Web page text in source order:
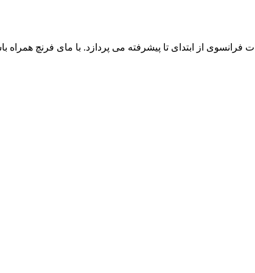
از ابتدای تا پیشرفته می پردازد. با مای فرنچ همراه